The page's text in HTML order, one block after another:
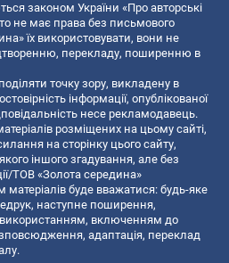
законом України «Про авторські
не має права без письмового
їх використовувати, вони не
перекладу, поширенню в
точку зору, викладену в
інформації, опублікованої
несе рекламодавець.
розміщених на цьому сайті,
на сторінку цього сайту,
іншого згадування, але без
ТОВ «Золота середина»
буде вважатися: будь-яке
наступне поширення,
включенням до
адаптація, переклад